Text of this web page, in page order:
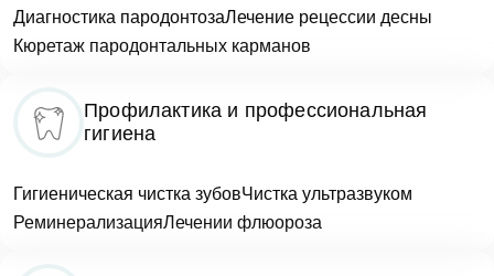
Диагностика пародонтозаЛечение рецессии десны
Кюретаж пародонтальных карманов
Профилактика и профессиональная
гигиена
Гигиеническая чистка зубовЧистка ультразвуком
РеминерализацияЛечении флюороза
Сообщение
Оценка
Заявка отправлена!